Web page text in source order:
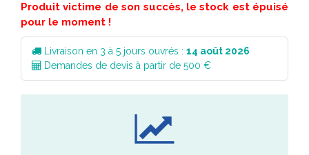
Produit victime de son succès, le stock est épuisé
pour le moment !
Livraison en 3 à 5 jours ouvrés : 14 août 2026
Demandes de devis à partir de 500 €